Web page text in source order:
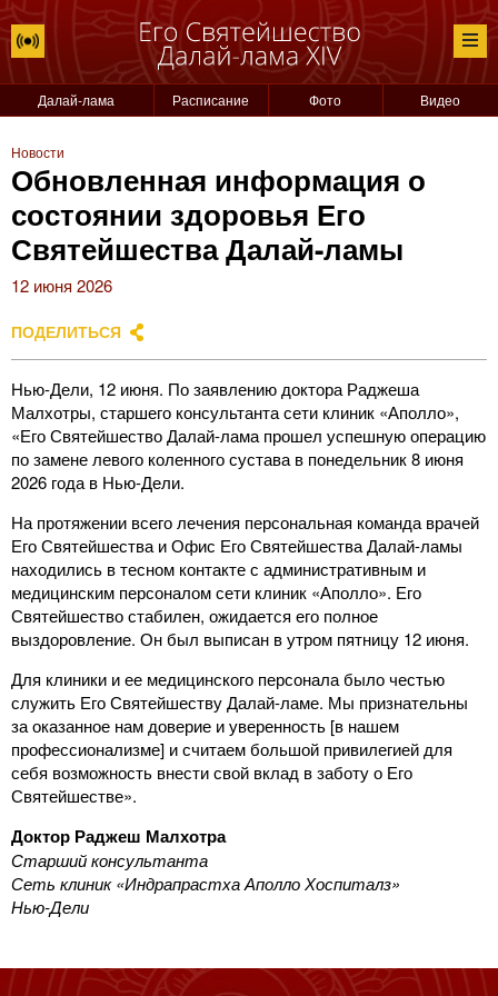
Далай-лама Расписание Фото Видео
Новости
Обновленная информация о
состоянии здоровья Его
Святейшества Далай-ламы
12 июня 2026
ПОДЕЛИТЬСЯ
Нью-Дели, 12 июня. По заявлению доктора Раджеша
Малхотры, старшего консультанта сети клиник «Аполло»,
«Его Святейшество Далай-лама прошел успешную операцию
по замене левого коленного сустава в понедельник 8 июня
2026 года в Нью-Дели.
На протяжении всего лечения персональная команда врачей
Его Святейшества и Офис Его Святейшества Далай-ламы
находились в тесном контакте с административным и
медицинским персоналом сети клиник «Аполло». Его
Святейшество стабилен, ожидается его полное
выздоровление. Он был выписан в утром пятницу 12 июня.
Для клиники и ее медицинского персонала было честью
служить Его Святейшеству Далай-ламе. Мы признательны
за оказанное нам доверие и уверенность [в нашем
профессионализме] и считаем большой привилегией для
себя возможность внести свой вклад в заботу о Его
Святейшестве».
Доктор Раджеш Малхотра
Старший консультанта
Сеть клиник «Индрапрастха Аполло Хоспиталз»
Нью-Дели